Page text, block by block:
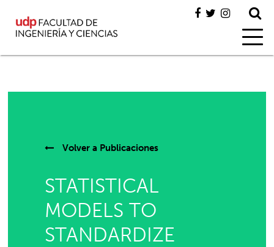
Volver a Publicaciones
STATISTICAL
MODELS TO
STANDARDIZE